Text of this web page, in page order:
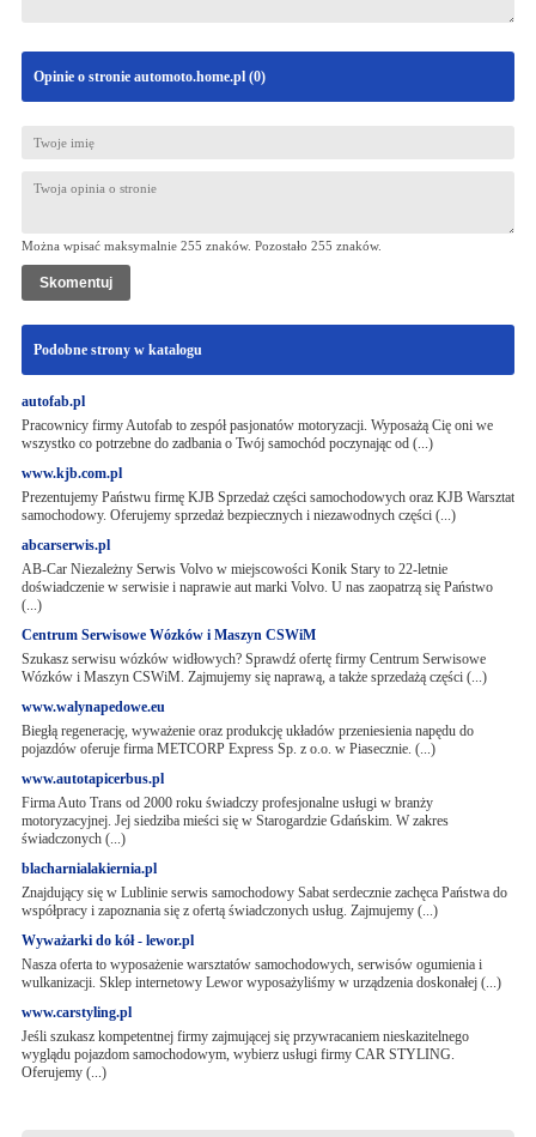
Opinie o stronie automoto.home.pl (0)
Można wpisać maksymalnie 255 znaków. Pozostało 255 znaków.
Podobne strony w katalogu
autofab.pl
Pracownicy firmy Autofab to zespół pasjonatów motoryzacji. Wyposażą Cię oni we
wszystko co potrzebne do zadbania o Twój samochód poczynając od (...)
www.kjb.com.pl
Prezentujemy Państwu firmę KJB Sprzedaż części samochodowych oraz KJB Warsztat
samochodowy. Oferujemy sprzedaż bezpiecznych i niezawodnych części (...)
abcarserwis.pl
AB-Car Niezależny Serwis Volvo w miejscowości Konik Stary to 22-letnie
doświadczenie w serwisie i naprawie aut marki Volvo. U nas zaopatrzą się Państwo
(...)
Centrum Serwisowe Wózków i Maszyn CSWiM
Szukasz serwisu wózków widłowych? Sprawdź ofertę firmy Centrum Serwisowe
Wózków i Maszyn CSWiM. Zajmujemy się naprawą, a także sprzedażą części (...)
www.walynapedowe.eu
Biegłą regenerację, wyważenie oraz produkcję układów przeniesienia napędu do
pojazdów oferuje firma METCORP Express Sp. z o.o. w Piasecznie. (...)
www.autotapicerbus.pl
Firma Auto Trans od 2000 roku świadczy profesjonalne usługi w branży
motoryzacyjnej. Jej siedziba mieści się w Starogardzie Gdańskim. W zakres
świadczonych (...)
blacharnialakiernia.pl
Znajdujący się w Lublinie serwis samochodowy Sabat serdecznie zachęca Państwa do
współpracy i zapoznania się z ofertą świadczonych usług. Zajmujemy (...)
Wyważarki do kół - lewor.pl
Nasza oferta to wyposażenie warsztatów samochodowych, serwisów ogumienia i
wulkanizacji. Sklep internetowy Lewor wyposażyliśmy w urządzenia doskonałej (...)
www.carstyling.pl
Jeśli szukasz kompetentnej firmy zajmującej się przywracaniem nieskazitelnego
wyglądu pojazdom samochodowym, wybierz usługi firmy CAR STYLING.
Oferujemy (...)